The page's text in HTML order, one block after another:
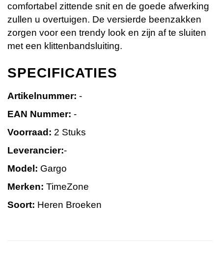
comfortabel zittende snit en de goede afwerking
zullen u overtuigen. De versierde beenzakken
zorgen voor een trendy look en zijn af te sluiten
met een klittenbandsluiting.
SPECIFICATIES
Artikelnummer: -
EAN Nummer: -
Voorraad: 2 Stuks
Leverancier:-
Model: Gargo
Merken: TimeZone
Soort: Heren Broeken